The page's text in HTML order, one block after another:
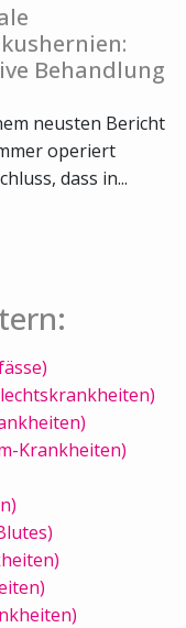
Behandlung
neusten Bericht
operiert
dass in...
Krankheiten)